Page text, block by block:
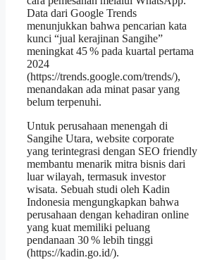
Data dari Google Trends
menunjukkan bahwa pencarian kata
kunci “jual kerajinan Sangihe”
meningkat 45 % pada kuartal pertama
2024
(https://trends.google.com/trends/),
menandakan ada minat pasar yang
belum terpenuhi.
Untuk perusahaan menengah di
Sangihe Utara, website corporate
yang terintegrasi dengan SEO friendly
membantu menarik mitra bisnis dari
luar wilayah, termasuk investor
wisata. Sebuah studi oleh Kadin
Indonesia mengungkapkan bahwa
perusahaan dengan kehadiran online
yang kuat memiliki peluang
pendanaan 30 % lebih tinggi
(https://kadin.go.id/).